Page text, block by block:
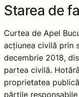
Starea de
Curtea de Apel
acțiunea civilă prin
decembrie 2018,
partea civilă.
proprietatea
părțile